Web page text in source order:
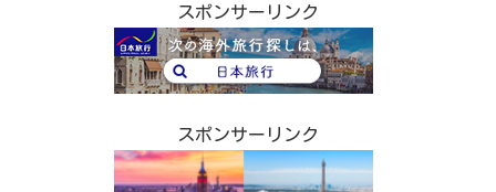
スポンサーリンク
スポンサーリンク